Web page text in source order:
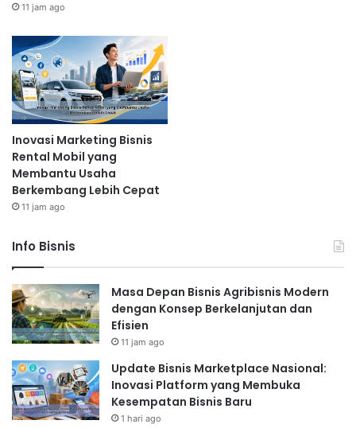
11 jam ago
Inovasi Marketing Bisnis
Rental Mobil yang
Membantu Usaha
Berkembang Lebih Cepat
11 jam ago
Info Bisnis
Masa Depan Bisnis Agribisnis Modern
dengan Konsep Berkelanjutan dan
Efisien
11 jam ago
Update Bisnis Marketplace Nasional:
Inovasi Platform yang Membuka
Kesempatan Bisnis Baru
1 hari ago